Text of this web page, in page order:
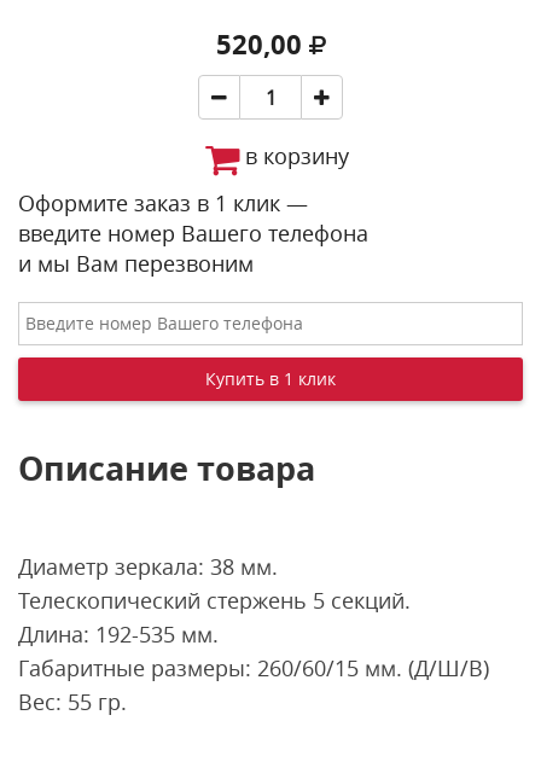
520,00
в корзину
Оформите заказ в 1 клик —
введите номер Вашего телефона
и мы Вам перезвоним
Описание товара
Диаметр зеркала: 38 мм.
Телескопический стержень 5 секций.
Длина: 192-535 мм.
Габаритные размеры: 260/60/15 мм. (Д/Ш/В)
Вес: 55 гр.